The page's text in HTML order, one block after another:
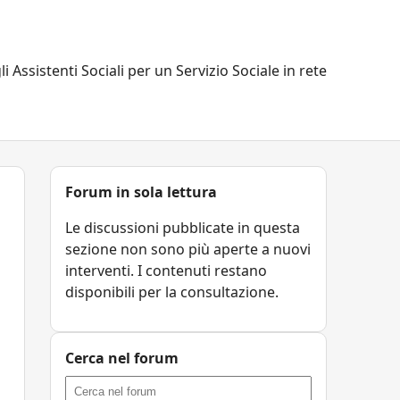
Assistenti Sociali per un Servizio Sociale in rete
Forum in sola lettura
Le discussioni pubblicate in questa
sezione non sono più aperte a nuovi
interventi. I contenuti restano
disponibili per la consultazione.
Cerca nel forum